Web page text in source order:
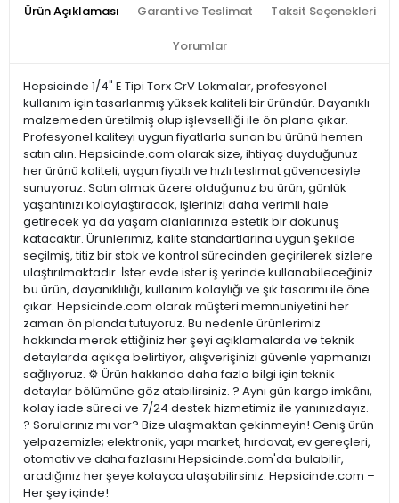
Ürün Açıklaması Garanti ve Teslimat Taksit Seçenekleri
Yorumlar
Hepsicinde 1/4" E Tipi Torx CrV Lokmalar, profesyonel
kullanım için tasarlanmış yüksek kaliteli bir üründür. Dayanıklı
malzemeden üretilmiş olup işlevselliği ile ön plana çıkar.
Profesyonel kaliteyi uygun fiyatlarla sunan bu ürünü hemen
satın alın. Hepsicinde.com olarak size, ihtiyaç duyduğunuz
her ürünü kaliteli, uygun fiyatlı ve hızlı teslimat güvencesiyle
sunuyoruz. Satın almak üzere olduğunuz bu ürün, günlük
yaşantınızı kolaylaştıracak, işlerinizi daha verimli hale
getirecek ya da yaşam alanlarınıza estetik bir dokunuş
katacaktır. Ürünlerimiz, kalite standartlarına uygun şekilde
seçilmiş, titiz bir stok ve kontrol sürecinden geçirilerek sizlere
ulaştırılmaktadır. İster evde ister iş yerinde kullanabileceğiniz
bu ürün, dayanıklılığı, kullanım kolaylığı ve şık tasarımı ile öne
çıkar. Hepsicinde.com olarak müşteri memnuniyetini her
zaman ön planda tutuyoruz. Bu nedenle ürünlerimiz
hakkında merak ettiğiniz her şeyi açıklamalarda ve teknik
detaylarda açıkça belirtiyor, alışverişinizi güvenle yapmanızı
sağlıyoruz. ⚙️ Ürün hakkında daha fazla bilgi için teknik
detaylar bölümüne göz atabilirsiniz. ? Aynı gün kargo imkânı,
kolay iade süreci ve 7/24 destek hizmetimiz ile yanınızdayız.
? Sorularınız mı var? Bize ulaşmaktan çekinmeyin! Geniş ürün
yelpazemizle; elektronik, yapı market, hırdavat, ev gereçleri,
otomotiv ve daha fazlasını Hepsicinde.com'da bulabilir,
aradığınız her şeye kolayca ulaşabilirsiniz. Hepsicinde.com –
Her şey içinde!